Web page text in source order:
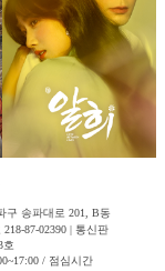
구 송파대로 201, B동
87-02390 | 통신판
호
/ 점심시간